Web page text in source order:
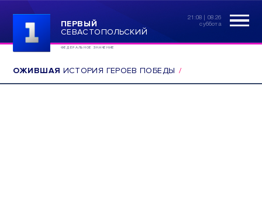
ПЕРВЫЙ
СЕВАСТОПОЛЬСКИЙ
ФЕДЕРАЛЬНОЕ ЗНАЧЕНИЕ
21:08 | 08.26
суббота
ОЖИВШАЯ ИСТОРИЯ ГЕРОЕВ ПОБЕДЫ